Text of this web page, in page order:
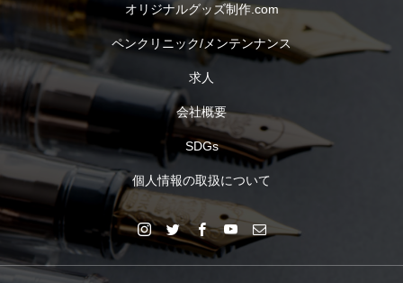
オリジナルグッズ制作.com
ペンクリニック/メンテンナンス
求人
会社概要
SDGs
個人情報の取扱について